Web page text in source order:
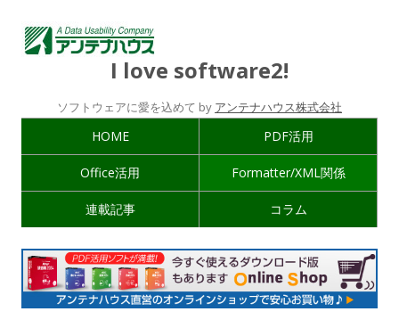
I love software2!
ソフトウェアに愛を込めて by アンテナハウス株式会社
HOME PDF活用
Office活用 Formatter/XML関係
連載記事 コラム